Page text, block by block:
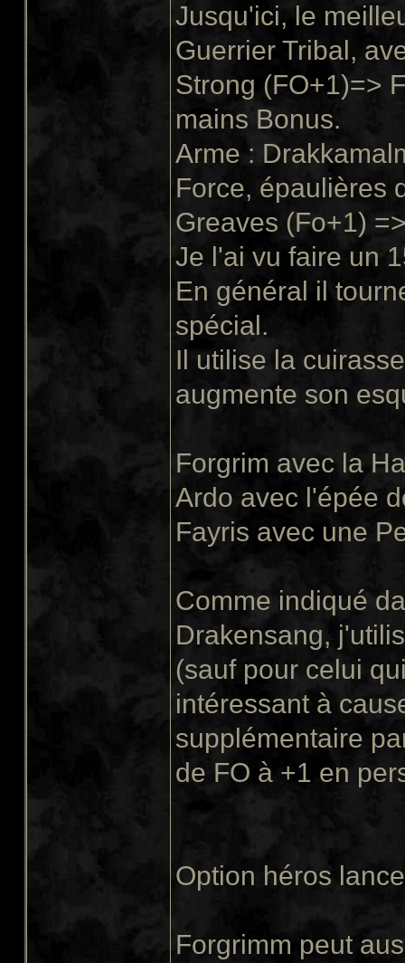
Jusqu'ici, le
Guerrier Tribal,
Strong (FO+1)=>
mains Bonus.
Arme :
Force, épaulières
Greaves (Fo+1)
Je l'ai vu faire un
En général il
spécial.
Il utilise la
augmente son
Forgrim avec la
Ardo avec l'épée
Fayris avec une
Comme indiqué
Drakensang,
(sauf pour celui
intéressant à
supplémentaire
de FO à +1 en
Option héros
Forgrimm peut